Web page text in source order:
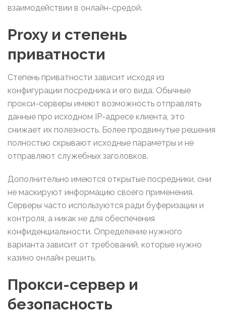
взаимодействии в онлайн-средой.
Proxy и степень
приватности
Степень приватности зависит исходя из
конфигурации посредника и его вида. Обычные
прокси-серверы имеют возможность отправлять
данные про исходном IP-адресе клиента, это
снижает их полезность. Более продвинутые решения
полностью скрывают исходные параметры и не
отправляют служебных заголовков.
Дополнительно имеются открытые посредники, они
не маскируют информацию своего применения.
Серверы часто используются ради буферизации и
контроля, а никак не для обеспечения
конфиденциальности. Определение нужного
варианта зависит от требований, которые нужно
казино онлайн решить.
Прокси-сервер и
безопасность